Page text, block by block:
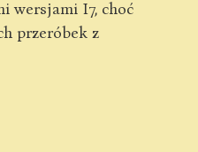
wersjami I7, choć
przeróbek z